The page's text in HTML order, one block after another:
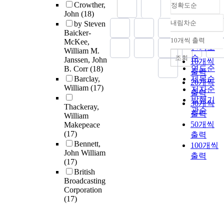
Crowther,
John (18)
by Steven
Baicker-
McKee,
William M.
Janssen, John
B. Corr(18)
Barclay,
William (17)
Thackeray,
William
Makepeace
(17)
Bennett,
John William
(17)
British
Broadcasting
Corporation
(17)
정확도순
정확도
순
인기도
순
연도순
제목순
저자순
발행기
관순
내림차순
내림차순
10개씩 출력
10개씩
출력
20개씩
출력
30개씩
출력
50개씩
출력
100개씩
출력
조회